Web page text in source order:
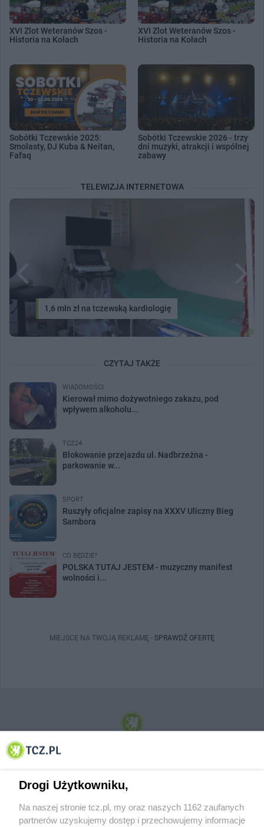
XVI Zlot Weteranów Szos -
Historia na Kołach
XVI Zlot Weteranów Szos -
Historia na Kołach
Sobótki Tczewskie 2025:
Smolasty, DJ Kuba & Neitan,
Fafaq
Sobótki Tczewskie 2026 - trzy
dni muzyki, atrakcji i wspólnej
zabawy
TELEWIZJA INTERNETOWA
1,6 mln zł na tczewską kardiologię
CZYTAJ TAKŻE
WIADOMOŚCI
Kierował mimo dożywotniego zakazu, pod
wpływem alkoholu...
TCZ24
Blokowanie przejazdu ul. Nadbrzeżna -
parkowanie w...
SPORT
Ruszyły oficjalne zapisy na XXXV Uliczny Bieg
Sambora
CO BĘDZIE?
POLSKA TUTAJ JESTEM - muzyczny manifest
wolności i...
MIEJSCE NA TWOJĄ REKLAMĘ - SPRAWDŹ OFERTĘ
© 2001-2026 Tczew - TCZ.PL Sp. z o.o. Internetowy Serwis Informacyjny Miasta
Drogi Użytkowniku,
Na naszej stronie tcz.pl, my oraz naszych 1162 zaufanych
partnerów uzyskujemy dostęp i przechowujemy informacje